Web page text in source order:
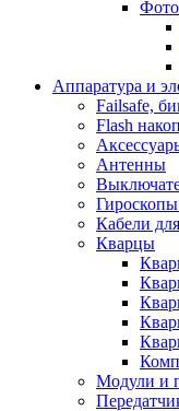
Аппаратура и
Failsafe,
Flash
Антенны
Кабели
Кварцы
Модули и